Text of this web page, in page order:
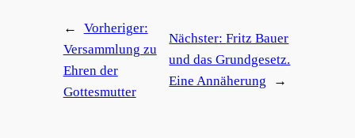
←
Vorheriger:
Versammlung zu
Ehren der
Gottesmutter
Nächster:Fritz Bauer
und das Grundgesetz.
Eine Annäherung
→